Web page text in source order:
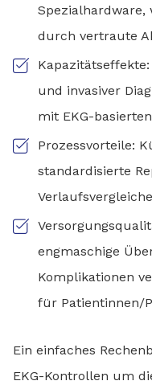
Spezialhardware,
durch vertraute
und invasiver
mit EKG-
Prozessvorteile:
standardisierte
engmaschige
Komplikationen
für Patientinnen/
Ein einfaches
EKG-Kontrollen um